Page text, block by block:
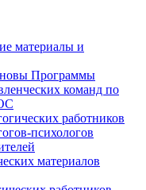
материалы и
Программы
команд по
работников
психологов
материалов